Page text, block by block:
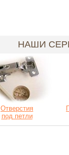
НАШИ
Отверстия
под петли